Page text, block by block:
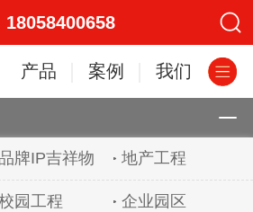
18058400658
产品 案例 我们
品牌IP吉祥物 地产工程
园工程 企业园区